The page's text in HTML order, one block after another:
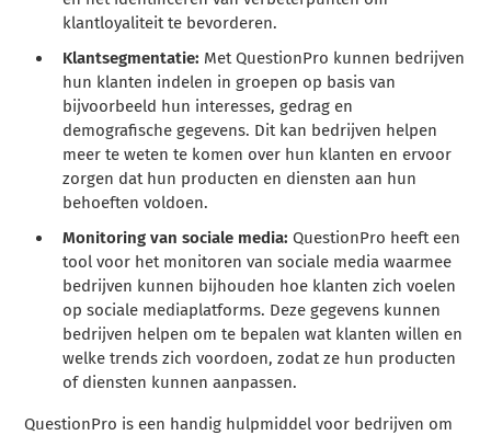
klantloyaliteit te bevorderen.
Klantsegmentatie: Met QuestionPro kunnen bedrijven
hun klanten indelen in groepen op basis van
bijvoorbeeld hun interesses, gedrag en
demografische gegevens. Dit kan bedrijven helpen
meer te weten te komen over hun klanten en ervoor
zorgen dat hun producten en diensten aan hun
behoeften voldoen.
Monitoring van sociale media:QuestionPro heeft een
tool voor het monitoren van sociale media waarmee
bedrijven kunnen bijhouden hoe klanten zich voelen
op sociale mediaplatforms. Deze gegevens kunnen
bedrijven helpen om te bepalen wat klanten willen en
welke trends zich voordoen, zodat ze hun producten
of diensten kunnen aanpassen.
QuestionPro is een handig hulpmiddel voor bedrijven om